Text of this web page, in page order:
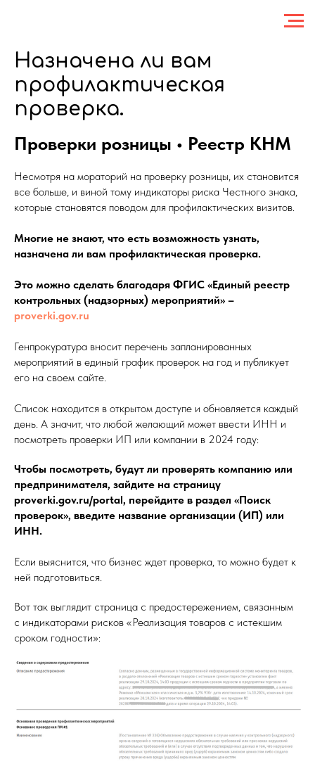
Назначена ли вам
профилактическая
проверка.
Проверки розницы • Реестр КНМ
Несмотря на мораторий на проверку розницы, их становится
все больше, и виной тому индикаторы риска Честного знака,
которые становятся поводом для профилактических визитов.
Многие не знают, что есть возможность узнать,
назначена ли вам профилактическая проверка.
Это можно сделать благодаря ФГИС «Единый реестр
контрольных (надзорных) мероприятий» –
proverki.gov.ru
Генпрокуратура вносит перечень запланированных
мероприятий в единый график проверок на год и публикует
его на своем сайте.
Список находится в открытом доступе и обновляется каждый
день. А значит, что любой желающий может ввести ИНН и
посмотреть проверки ИП или компании в 2024 году:
Чтобы посмотреть, будут ли проверять компанию или
предпринимателя, зайдите на страницу
proverki.gov.ru/portal, перейдите в раздел «Поиск
проверок», введите название организации (ИП) или
ИНН.
Если выяснится, что бизнес ждет проверка, то можно будет к
ней подготовиться.
Вот так выглядит страница с предостережением, связанным
с индикаторами рисков «Реализация товаров с истекшим
сроком годности»: